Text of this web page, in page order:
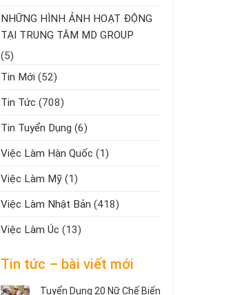
NHỮNG HÌNH ẢNH HOẠT ĐỘNG
TẠI TRUNG TÂM MD GROUP
(5)
Tin Mới (52)
Tin Tức (708)
Tin Tuyển Dụng (6)
Việc Làm Hàn Quốc (1)
Việc Làm Mỹ (1)
Việc Làm Nhật Bản (418)
Việc Làm Úc (13)
Tin tức – bài viết mới
Tuyển Dụng 20 Nữ Chế Biến